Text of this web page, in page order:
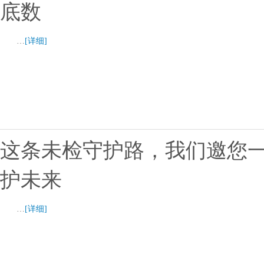
底数
… [详细]
这条未检守护路，我们邀
护未来
… [详细]